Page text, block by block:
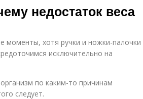
недостаток веса
моменты, хотя ручки и ножки-палочки
исключительно на
по каким-то причинам
следует.